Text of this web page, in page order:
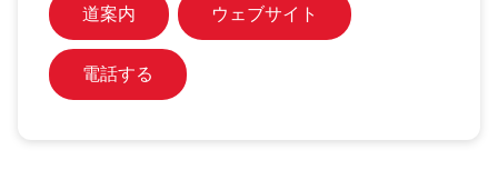
道案内 ウェブサイト
電話する